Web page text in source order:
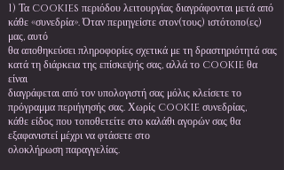
1) Τα cookies περιόδου λειτουργίας διαγράφονται μετά από
κάθε «συνεδρία». Όταν περιηγείστε στον(τους) ιστότοπο(ες)
μας, αυτό
θα αποθηκεύσει πληροφορίες σχετικά με τη δραστηριότητά σας
κατά τη διάρκεια της επίσκεψής σας, αλλά το cookie θα
είναι
διαγράφεται από τον υπολογιστή σας μόλις κλείσετε το
πρόγραμμα περιήγησής σας. Χωρίς cookie συνεδρίας,
κάθε είδος που τοποθετείτε στο καλάθι αγορών σας θα
εξαφανιστεί μέχρι να φτάσετε στο
ολοκλήρωση παραγγελίας.